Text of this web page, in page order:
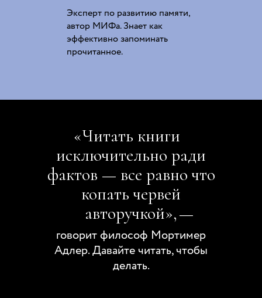
Эксперт по развитию памяти,
автор МИФа. Знает как
эффективно запоминать
прочитанное.
говорит философ Мортимер
Адлер. Давайте читать, чтобы
делать.
Читать книги
исключительно ради
фактов — все равно что
копать червей
авторучкой»,
«
—